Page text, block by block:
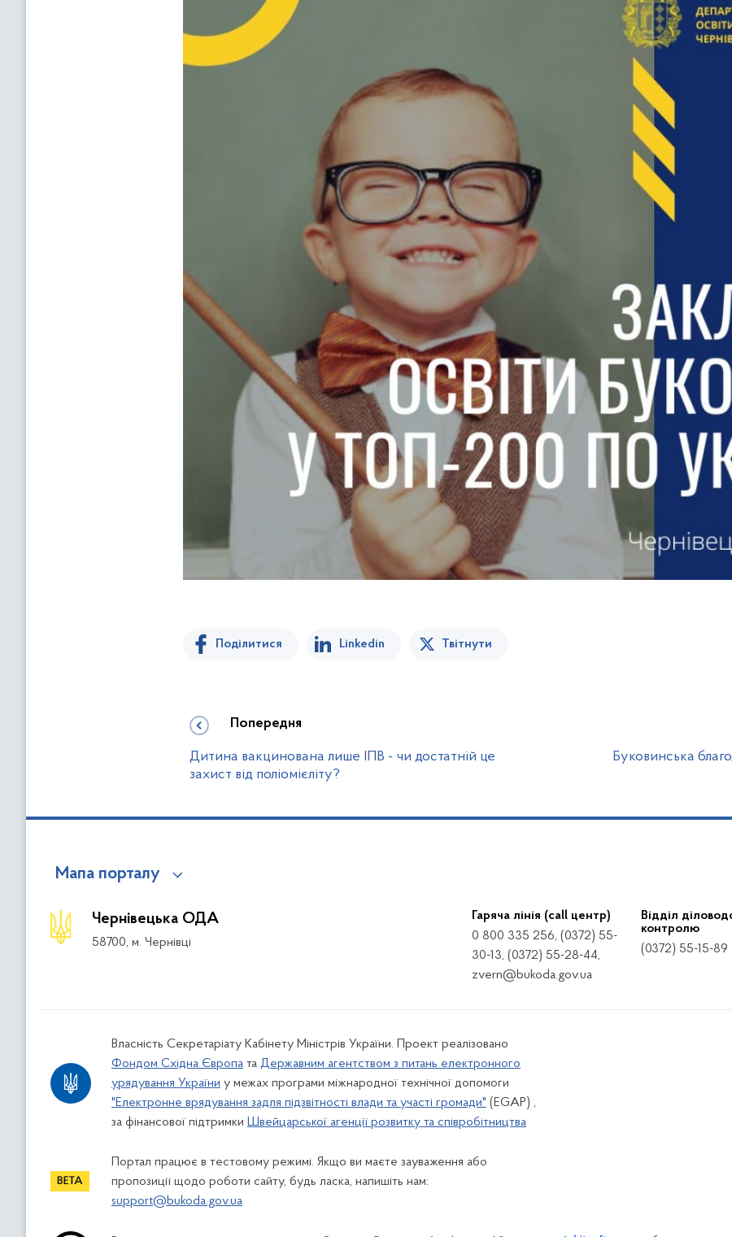
Поділитися Linkedin Твітнути
Попередня
Дитина вакцинована лише ІПВ - чи достатній це
захист від поліомієліту?
Буковинська
Мапа порталу
Чернівецька ОДА
58700, м. Чернівці
Гаряча лінія (call центр)
0 800 335 256, (0372) 55-
30-13, (0372) 55-28-44,
zvern@bukoda.gov.ua
Відділ
контролю
(0372) 55-15-89
Власність Секретаріату Кабінету Міністрів України. Проект реалізовано
Фондом Східна Європа та Державним агентством з питань електронного
урядування України у межах програми міжнародної технічної допомоги
"Електронне врядування задля підзвітності влади та участі громади" (EGAP) ,
за фінансової підтримки Швейцарської агенції розвитку та співробітництва
Портал працює в тестовому режимі. Якщо ви маєте зауваження або
пропозиції щодо роботи сайту, будь ласка, напишіть нам:
support@bukoda.gov.ua